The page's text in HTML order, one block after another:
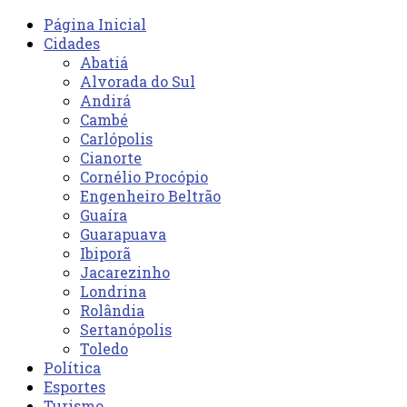
Página Inicial
Cidades
Abatiá
Alvorada do Sul
Andirá
Cambé
Carlópolis
Cianorte
Cornélio Procópio
Engenheiro Beltrão
Guaíra
Guarapuava
Ibiporã
Jacarezinho
Londrina
Rolândia
Sertanópolis
Toledo
Política
Esportes